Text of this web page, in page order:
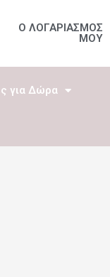
Ο ΛΟΓΑΡΙΑΣΜΟΣ
ΜΟΥ
για Δώρα